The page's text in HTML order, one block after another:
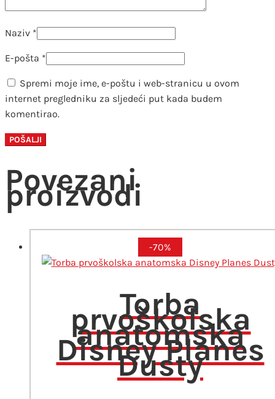
Naziv *
E-pošta *
Spremi moje ime, e-poštu i web-stranicu u ovom
internet pregledniku za sljedeći put kada budem
komentirao.
Povezani
proizvodi
-70%
Torba
prvoškolska
anatomska
Disney Planes
Dusty